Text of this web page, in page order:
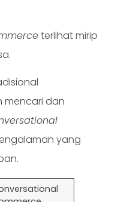
terlihat mirip
mencari dan
yang